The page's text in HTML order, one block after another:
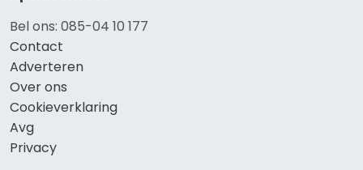
Bel ons: 085-04 10 177
Contact
Adverteren
Over ons
Cookieverklaring
Avg
Privacy